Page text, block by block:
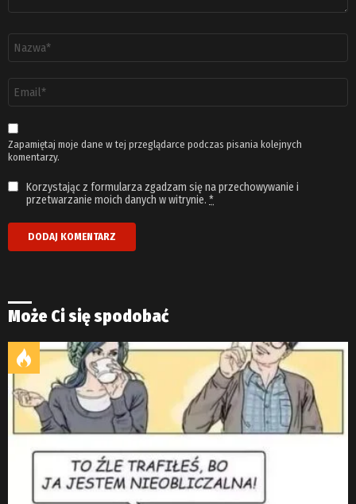
email
*
Zapamiętaj moje dane w tej przeglądarce podczas pisania kolejnych
komentarzy.
Korzystając z formularza zgadzam się na przechowywanie i
przetwarzanie moich danych w witrynie. *
Może Ci się spodobać